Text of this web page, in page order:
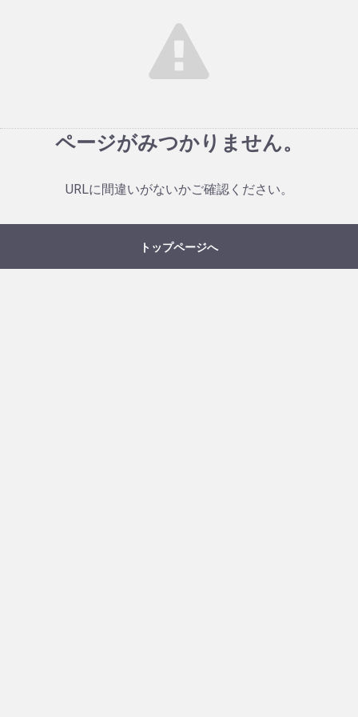
ページがみつかりません。
URLに間違いがないかご確認ください。
トップページへ